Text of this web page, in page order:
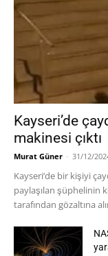
Kayseri’de
makinesi çıktı
Murat Güner - 31/12/
Kayseri’de bir kişiyi
paylaşılan şüphelinin
tarafından gözaltına